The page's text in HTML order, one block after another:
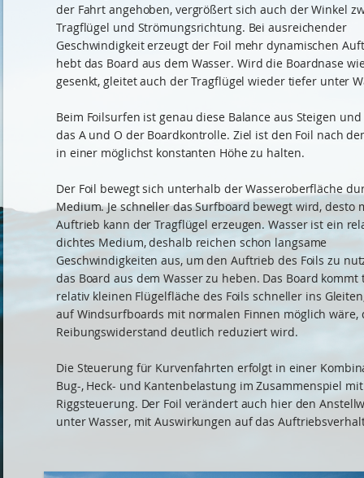
der Fahrt angehoben, vergrößert sich auch der Winkel
Tragflügel und Strömungsrichtung. Bei ausreichender
Geschwindigkeit erzeugt der Foil mehr dynamischen
hebt das Board aus dem Wasser. Wird die Boardnase
gesenkt, gleitet auch der Tragflügel wieder tiefer unter
Beim Foilsurfen ist genau diese Balance aus Steigen
das A und O der Boardkontrolle. Ziel ist den Foil nach
in einer möglichst konstanten Höhe zu halten.
Der Foil bewegt sich unterhalb der Wasseroberfläche
Medium. Je schneller das Surfboard bewegt wird, desto
Auftrieb kann der Tragflügel erzeugen. Wasser ist ein
dichtes Medium, deshalb reichen schon langsame
Geschwindigkeiten aus, um den Auftrieb des Foils zu
das Board aus dem Wasser zu heben. Das Board kommt
relativ kleinen Flügelfläche des Foils schneller ins
auf Windsurfboards mit normalen Finnen möglich wäre,
Reibungswiderstand deutlich reduziert wird.
Die Steuerung für Kurvenfahrten erfolgt in einer
Bug-, Heck- und Kantenbelastung im Zusammenspiel
Riggsteuerung. Der Foil verändert auch hier den
unter Wasser, mit Auswirkungen auf das